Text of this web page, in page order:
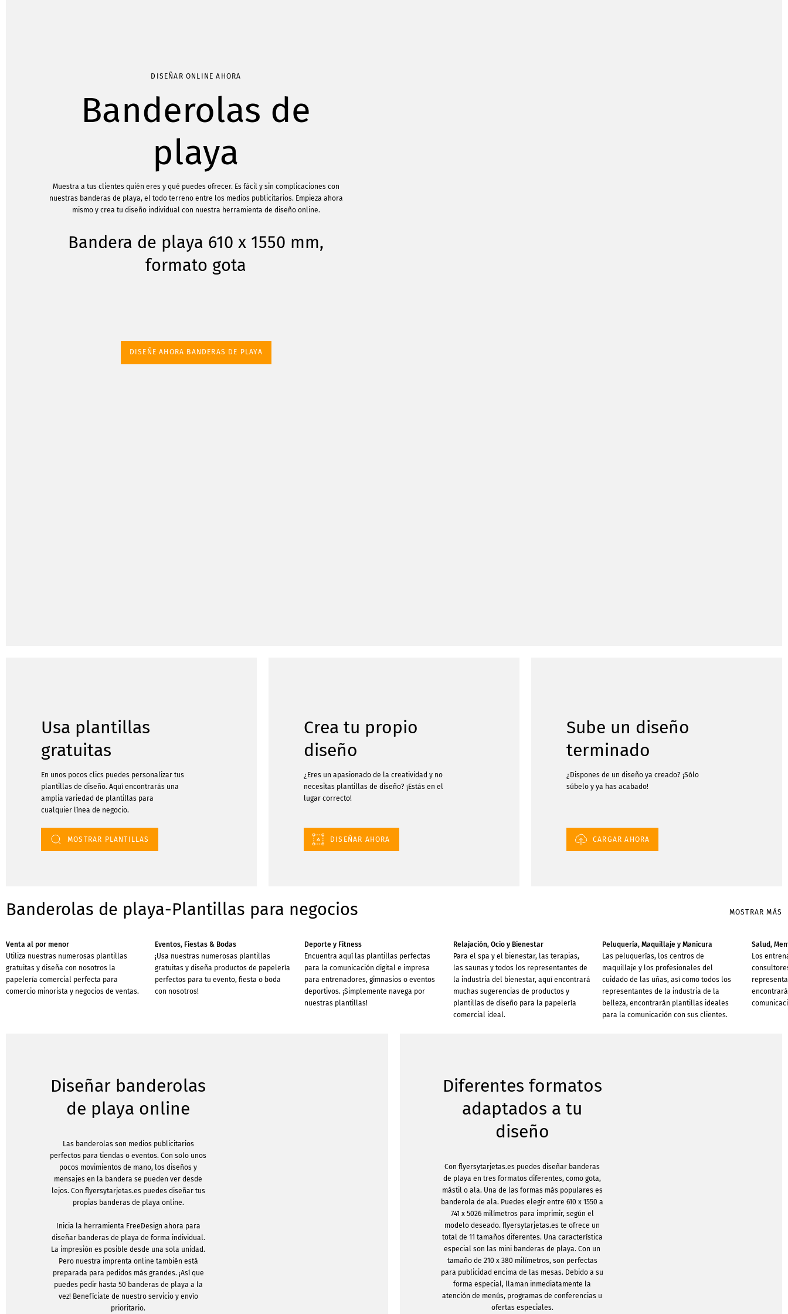
DISEÑAR ONLINE AHORA
Banderolas de
playa
Muestra a tus clientes quién eres y qué puedes ofrecer. Es fácil y sin complicaciones con
nuestras banderas de playa, el todo terreno entre los medios publicitarios. Empieza ahora
mismo y crea tu diseño individual con nuestra herramienta de diseño online.
Bandera de playa 610 x 1550 mm,
formato gota
DISEÑE AHORA BANDERAS DE PLAYA
Usa plantillas
gratuitas
En unos pocos clics puedes personalizar tus
plantillas de diseño. Aquí encontrarás una
amplia variedad de plantillas para
cualquier línea de negocio.
MOSTRAR PLANTILLAS
Crea tu propio
diseño
¿Eres un apasionado de la creatividad y no
necesitas plantillas de diseño? ¡Estás en el
lugar correcto!
DISEÑAR AHORA
Sube un diseño
terminado
¿Dispones de un diseño ya creado? ¡Sólo
súbelo y ya has acabado!
CARGAR AHORA
Banderolas de playa-Plantillas para negocios MOSTRAR MÁS
Venta al por menor
Utiliza nuestras numerosas plantillas
gratuitas y diseña con nosotros la
papelería comercial perfecta para
comercio minorista y negocios de ventas.
Eventos, Fiestas & Bodas
¡Usa nuestras numerosas plantillas
gratuitas y diseña productos de papelería
perfectos para tu evento, fiesta o boda
con nosotros!
Deporte y Fitness
Encuentra aquí las plantillas perfectas
para la comunicación digital e impresa
para entrenadores, gimnasios o eventos
deportivos. ¡Simplemente navega por
nuestras plantillas!
Relajación, Ocio y Bienestar
Para el spa y el bienestar, las terapias,
las saunas y todos los representantes de
la industria del bienestar, aquí encontrará
muchas sugerencias de productos y
plantillas de diseño para la papelería
comercial ideal.
Peluquería, Maquillaje y Manicura
Las peluquerías, los centros de
maquillaje y los profesionales del
cuidado de las uñas, así como todos los
representantes de la industria de la
belleza, encontrarán plantillas ideales
para la comunicación con sus clientes.
Salud,
Los
Diseñar banderolas
de playa online
Las banderolas son medios publicitarios
perfectos para tiendas o eventos. Con solo unos
pocos movimientos de mano, los diseños y
mensajes en la bandera se pueden ver desde
lejos. Con flyersytarjetas.es puedes diseñar tus
propias banderas de playa online.
Inicia la herramienta FreeDesign ahora para
diseñar banderas de playa de forma individual.
La impresión es posible desde una sola unidad.
Pero nuestra imprenta online también está
preparada para pedidos más grandes. ¡Así que
puedes pedir hasta 50 banderas de playa a la
vez! Benefíciate de nuestro servicio y envío
prioritario.
Diferentes formatos
adaptados a tu
diseño
Con flyersytarjetas.es puedes diseñar banderas
de playa en tres formatos diferentes, como gota,
mástil o ala. Una de las formas más populares es
banderola de ala. Puedes elegir entre 610 x 1550 a
741 x 5026 milímetros para imprimir, según el
modelo deseado. flyersytarjetas.es te ofrece un
total de 11 tamaños diferentes. Una característica
especial son las mini banderas de playa. Con un
tamaño de 210 x 380 milímetros, son perfectas
para publicidad encima de las mesas. Debido a su
forma especial, llaman inmediatamente la
atención de menús, programas de conferencias u
ofertas especiales.